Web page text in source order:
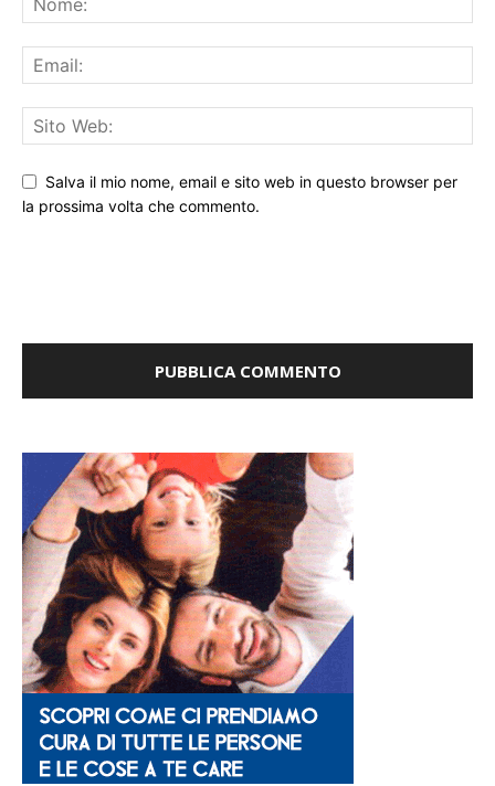
Salva il mio nome, email e sito web in questo browser per
la prossima volta che commento.